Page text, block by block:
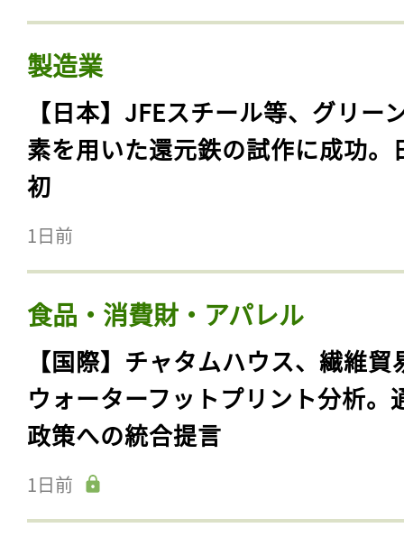
製造業
【日本】JFEスチール等、グリー
素を用いた還元鉄の試作に成功。
初
1日前
食品・消費財・アパレル
【国際】チャタムハウス、繊維貿
ウォーターフットプリント分析。
政策への統合提言
1日前